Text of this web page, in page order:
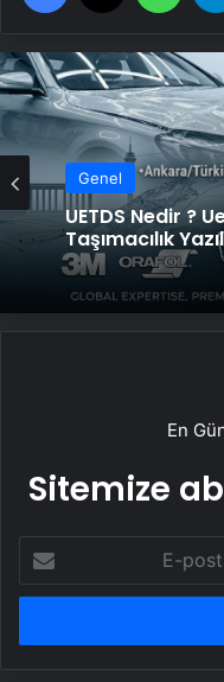
Genel
UETDS Nedir ?
Genel
Yeni Dünya
Politikası ve
En
Sitemize
posta
adresinizi